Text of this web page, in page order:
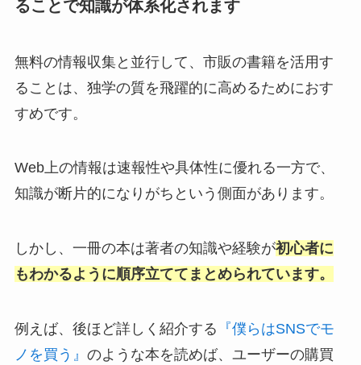
ることで知識が体系化されます
無料の情報収集と並行して、市販の書籍を活用す
ることは、独学の質を飛躍的に高めるためにおす
すめです。
Web上の情報は速報性や具体性に優れる一方で、
知識が断片的になりがちという側面があります。
しかし、一冊の本は著者の知識や経験が初心者に
もわかるように順序立ててまとめられています。
例えば、後ほど詳しく紹介する 『僕らはSNSでモ
ノを買う』 のような本を読めば、ユーザーの購買